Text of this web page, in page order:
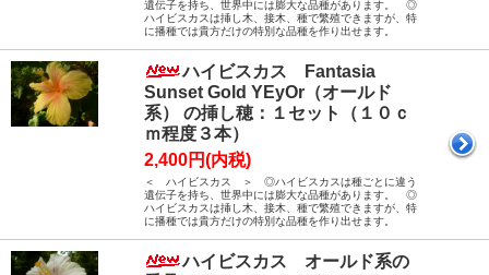
遺伝子を持ち、世界中には膨大な品種があります。 ◎
ハイビスカスは挿し木、接木、種で繁殖できますが、特
に播種では貴方だけの特別な品種を作り出せます。
ハイビスカス Fantasia
Sunset Gold YEyOr（オールド
系） の挿し穂：１セット（１０ｃ
ｍ程度３本）
2,400円(内税)
＜ ハイビスカス ＞ ◎ハイビスカスは種ごとに違う
遺伝子を持ち、世界中には膨大な品種があります。 ◎
ハイビスカスは挿し木、接木、種で繁殖できますが、特
に播種では貴方だけの特別な品種を作り出せます。
ハイビスカス オールド系の